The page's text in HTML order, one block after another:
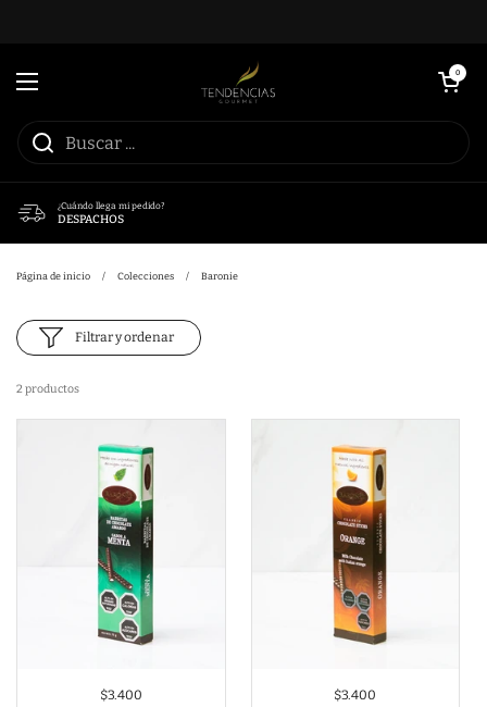
Abrir menú
Abrir carrito
0
¿Cuándo llega mi pedido?
DESPACHOS
Página de inicio / Colecciones / Baronie
2 productos
Filtrar y ordenar
$3.400
$3.400